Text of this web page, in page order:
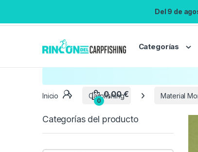
Del 9 de
Categorías
Inicio Carpfishing Material
Categorías del producto